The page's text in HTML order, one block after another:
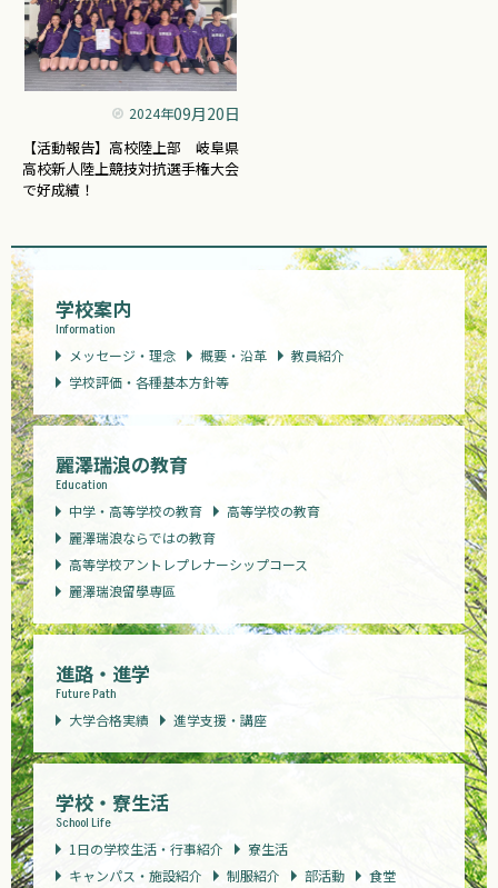
2024年09月20日
【活動報告】高校陸上部 岐阜県
高校新人陸上競技対抗選手権大会
で好成績！
学校案内
Information
メッセージ・理念
概要・沿革
教員紹介
学校評価・各種基本方針等
麗澤瑞浪の教育
Education
中学・高等学校の教育
高等学校の教育
麗澤瑞浪ならではの教育
高等学校アントレプレナーシップコース
麗澤瑞浪留學専區
進路・進学
Future Path
大学合格実績
進学支援・講座
学校・寮生活
School Life
1日の学校生活・行事紹介
寮生活
キャンパス・施設紹介
制服紹介 部活動
食堂